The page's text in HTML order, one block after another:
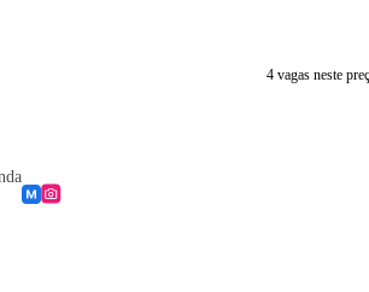
4 vagas neste